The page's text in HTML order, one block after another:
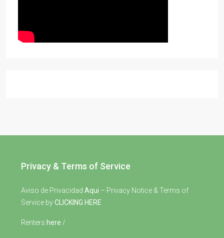
Privacy & Terms of Service
Aviso de Privacidad Aqui – Privacy Notice & Terms of
Service byCLICKING HERE
Renters here /